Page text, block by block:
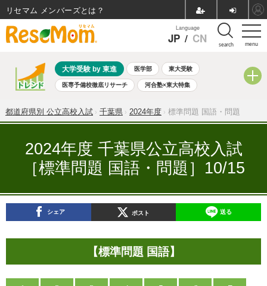
menu
Language
JP / CN search
大学受験 by 東進 医学部 東大受験
医専予備校徹底リサーチ 河合塾×東大特集
共通テスト 夏休み 8月開催学校説明会・相談会
自由研究教材（小学生向け） 自由研究教材（中学生向け）
ランキング
都道府県別 公立高校入試 千葉県 2024年度 標準問題 国語・問題
2024年度 千葉県公立高校入試
［標準問題 国語・問題］10/15
シェア ポスト 送る
【標準問題 国語】
リセマム メンバーズ